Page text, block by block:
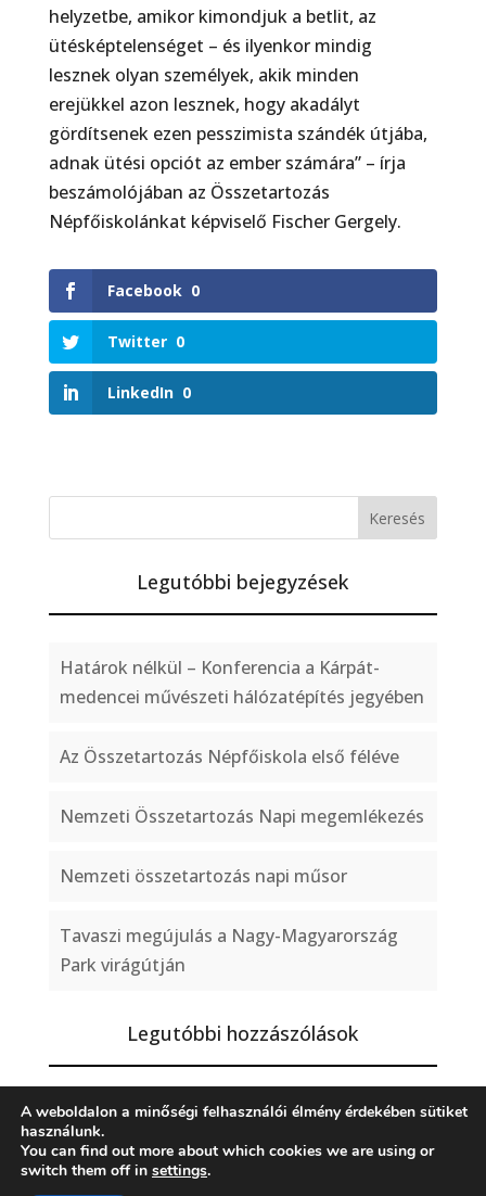
helyzetbe, amikor kimondjuk a betlit, az
ütésképtelenséget – és ilyenkor mindig
lesznek olyan személyek, akik minden
erejükkel azon lesz­nek, hogy akadályt
gördítsenek ezen pesszimista szándék útjába,
adnak ütési opciót az ember szá­mára” – írja
beszámolójában az Összetartozás
Népfőiskolánkat képviselő Fischer Gergely.
Facebook 0
Twitter 0
LinkedIn 0
Legutóbbi bejegyzések
Határok nélkül – Konferencia a Kárpát-
medencei művészeti hálózatépítés jegyében
Az Összetartozás Népfőiskola első féléve
Nemzeti Összetartozás Napi megemlékezés
Nemzeti összetartozás napi műsor
Tavaszi megújulás a Nagy-Magyarország
Park virágútján
Legutóbbi hozzászólások
Impresszum ÁSZF Adatvédelmi irányelvek
A weboldalon a minőségi felhasználói élmény érdekében sütiket
használunk.
You can find out more about which cookies we are using or
switch them off in settings.